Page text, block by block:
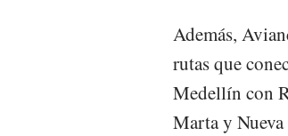
Además,
rutas que
Medellín con
Marta y